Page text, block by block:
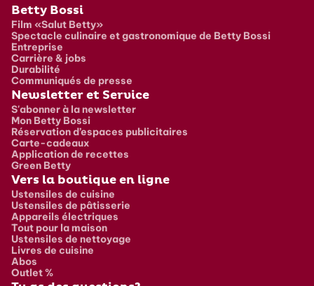
Pied de page
Betty Bossi
Film «Salut Betty»
Spectacle culinaire et gastronomique de Betty Bossi
Entreprise
Carrière & jobs
Durabilité
Communiqués de presse
Newsletter et Service
S'abonner à la newsletter
Mon Betty Bossi
Réservation d’espaces publicitaires
Carte-cadeaux
Application de recettes
Green Betty
Vers la boutique en ligne
Ustensiles de cuisine
Ustensiles de pâtisserie
Appareils électriques
Tout pour la maison
Ustensiles de nettoyage
Livres de cuisine
Abos
Outlet %